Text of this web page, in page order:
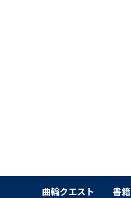
曲輪クエスト 書籍